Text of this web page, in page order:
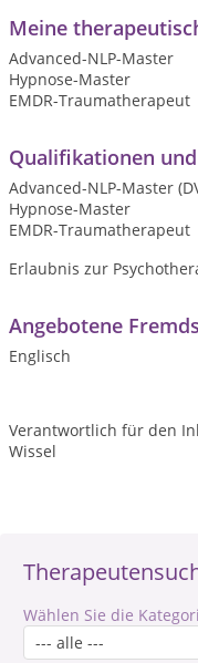
Wählen Sie die
Meine
Advanced-NLP-Master
Hypnose-Master
EMDR-Traumatherapeut
Qualifikationen
Advanced-NLP-Master
Hypnose-Master
EMDR-Traumatherapeut
Erlaubnis zur
Angebotene
Englisch
Verantwortlich für den
Wissel